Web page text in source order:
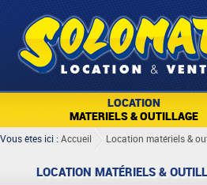
LOCATION
MATERIELS & OUTILLAGE
Vous êtes ici : Accueil Location matériels &
LOCATION MATÉRIELS &